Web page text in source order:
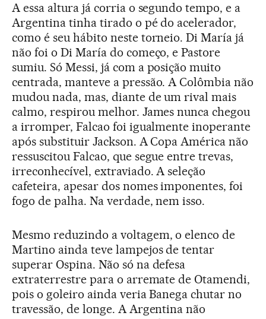
A essa altura já corria o segundo tempo, e a
Argentina tinha tirado o pé do acelerador,
como é seu hábito neste torneio. Di María já
não foi o Di María do começo, e Pastore
sumiu. Só Messi, já com a posição muito
centrada, manteve a pressão. A Colômbia não
mudou nada, mas, diante de um rival mais
calmo, respirou melhor. James nunca chegou
a irromper, Falcao foi igualmente inoperante
após substituir Jackson. A Copa América não
ressuscitou Falcao, que segue entre trevas,
irreconhecível, extraviado. A seleção
cafeteira, apesar dos nomes imponentes, foi
fogo de palha. Na verdade, nem isso.
Mesmo reduzindo a voltagem, o elenco de
Martino ainda teve lampejos de tentar
superar Ospina. Não só na defesa
extraterrestre para o arremate de Otamendi,
pois o goleiro ainda veria Banega chutar no
travessão, de longe. A Argentina não